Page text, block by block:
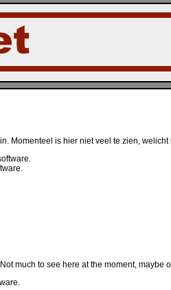
Momenteel is hier niet veel te zien,
much to see here at the moment, maybe